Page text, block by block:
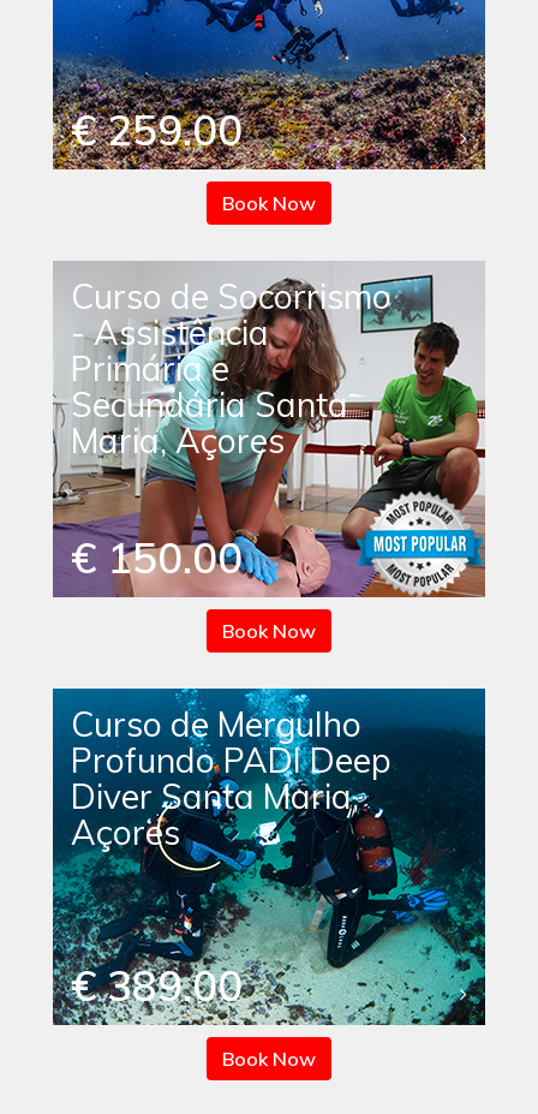
€ 259.00
Book Now
Curso de Socorrismo
- Assistência
Primária e
Secundária Santa
Maria, Açores
€ 150.00
Book Now
Curso de Mergulho
Profundo PADI Deep
Diver Santa Maria,
Açores
€ 389.00
Book Now